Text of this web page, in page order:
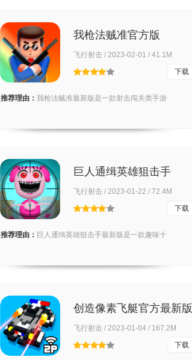
我枪法贼准官方版
飞行射击 / 2023-02-01 / 41.1M
下载
推荐理由： 我枪法贼准最新版是一款射击闯关类手游
巨人通缉英雄狙击手
Sniper 3D)
飞行射击 / 2023-01-22 / 72.4M
下载
推荐理由： 巨人通缉英雄狙击手最新版是一款趣味十
创造像素飞艇官方最新版
飞行射击 / 2023-01-04 / 167.2M
下载